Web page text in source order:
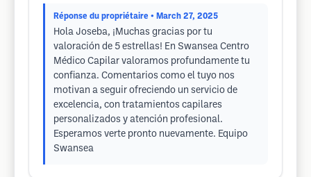
Réponse du propriétaire • March 27, 2025
Hola Joseba, ¡Muchas gracias por tu
valoración de 5 estrellas! En Swansea Centro
Médico Capilar valoramos profundamente tu
confianza. Comentarios como el tuyo nos
motivan a seguir ofreciendo un servicio de
excelencia, con tratamientos capilares
personalizados y atención profesional.
Esperamos verte pronto nuevamente. Equipo
Swansea